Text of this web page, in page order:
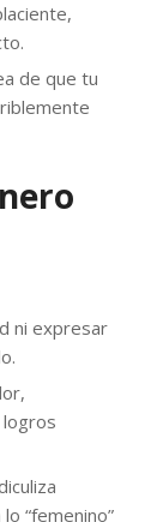
de que tu
ni expresar
“femenino”